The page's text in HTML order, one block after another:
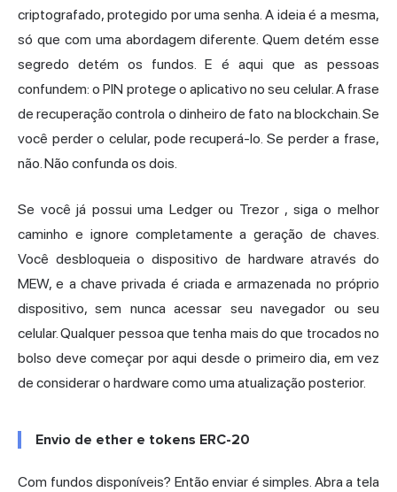
criptografado, protegido por uma senha. A ideia é a mesma,
só que com uma abordagem diferente. Quem detém esse
segredo detém os fundos. E é aqui que as pessoas
confundem: o PIN protege o aplicativo no seu celular. A frase
de recuperação controla o dinheiro de fato na blockchain. Se
você perder o celular, pode recuperá-lo. Se perder a frase,
não. Não confunda os dois.
Se você já possui uma Ledger ou Trezor, siga o melhor
caminho e ignore completamente a geração de chaves.
Você desbloqueia o dispositivo de hardware através do
MEW, e a chave privada é criada e armazenada no próprio
dispositivo, sem nunca acessar seu navegador ou seu
celular. Qualquer pessoa que tenha mais do que trocados no
bolso deve começar por aqui desde o primeiro dia, em vez
de considerar o hardware como uma atualização posterior.
Envio de ether e tokens ERC-20
Com fundos disponíveis? Então enviar é simples. Abra a tela